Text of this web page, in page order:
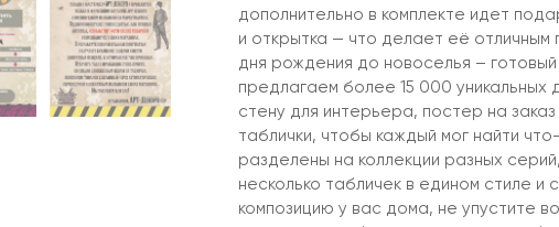
дополнительно в комплекте идет
и открытка — что делает её
дня рождения до новоселья –
предлагаем более 15 000 уникальных
стену для интерьера, постер на
таблички, чтобы каждый мог найти
разделены на коллекции разных
несколько табличек в едином стиле и
композицию у вас дома, не упустите